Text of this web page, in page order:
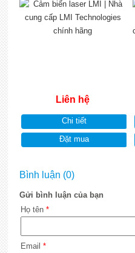
Liên hệ
Chi tiết
Đặt mua
Bình luận (0)
Gửi bình luận của bạn
Họ tên *
Email *